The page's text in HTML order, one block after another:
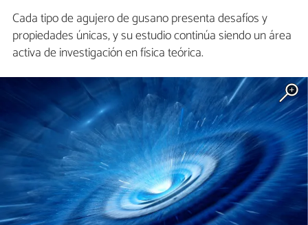
Cada tipo de agujero de gusano presenta desafíos y
propiedades únicas, y su estudio continúa siendo un área
activa de investigación en física teórica.